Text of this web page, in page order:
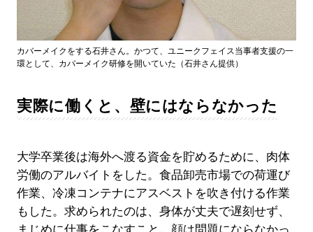
カバーメイクをする石井さん。かつて、ユニークフェイス当事者支援の一
環として、カバーメイク研修を開いていた（石井さん提供）
実際に働くと、壁にはならなかった
大学卒業後は海外へ渡る資金を貯めるために、肉体
労働のアルバイトをした。食品卸売市場での荷運び
作業、冷凍コンテナにアスベストを吹き付ける作業
もした。求められたのは、身体が丈夫で遅刻せず、